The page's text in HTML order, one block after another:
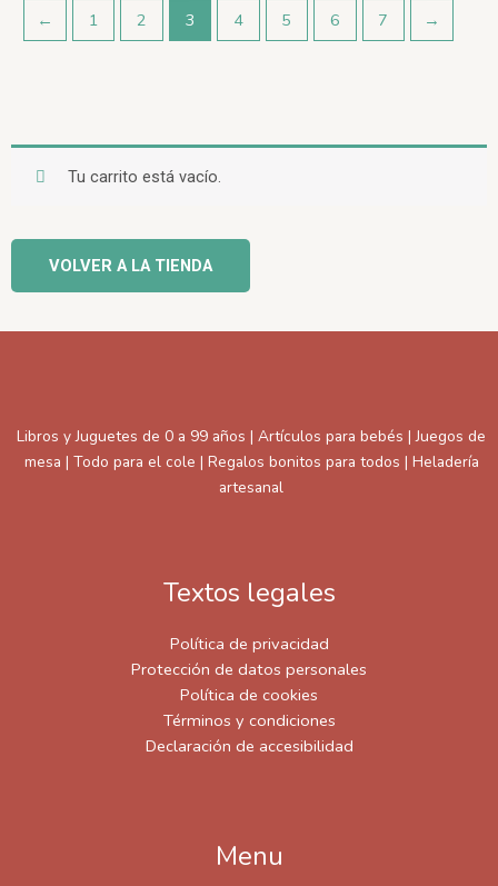
← 1 2 3 4 5 6 7 →
Tu carrito está vacío.
VOLVER A LA TIENDA
Libros y Juguetes de 0 a 99 años | Artículos para bebés | Juegos de
mesa | Todo para el cole | Regalos bonitos para todos | Heladería
artesanal
Textos legales
Política de privacidad
Protección de datos personales
Política de cookies
Términos y condiciones
Declaración de accesibilidad
Menu